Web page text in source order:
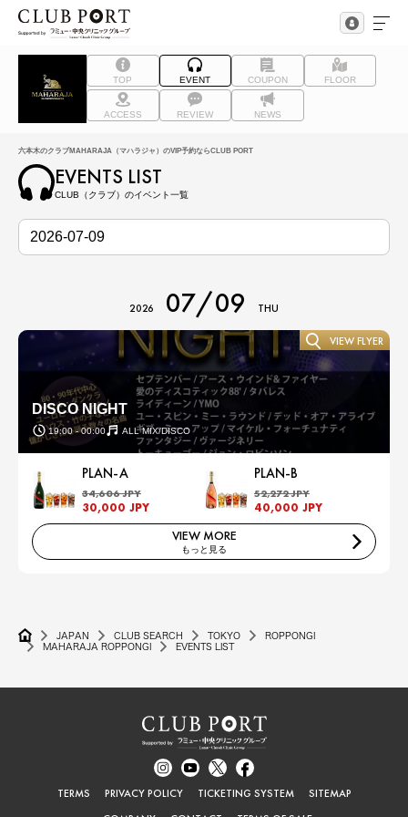
TOP EVENT COUPON FLOOR
ACCESS REVIEW NEWS
六本木のクラブMAHARAJA（マハラジャ）のVIP予約ならCLUB PORT
EVENTS LIST
CLUB（クラブ）のイベント一覧
2026 07/09 THU
DISCO NIGHT
19:00 - 00:00 ALL MIX/DISCO
VIEW FLYER
PLAN-A
34,606 JPY
30,000 JPY
PLAN-B
52,272 JPY
40,000 JPY
VIEW MORE
もっと見る
JAPAN CLUB SEARCH TOKYO
ROPPONGI
MAHARAJA ROPPONGI
EVENTS LIST
TERMS PRIVACY POLICY TICKETING SYSTEM
SITEMAP